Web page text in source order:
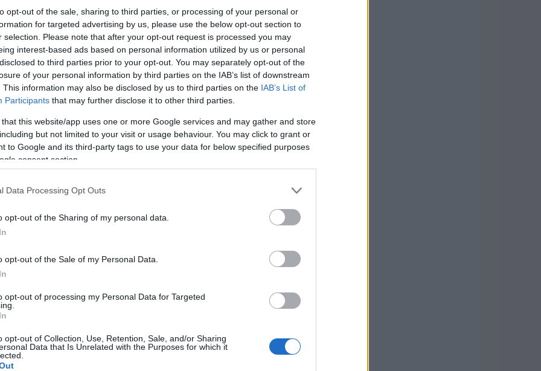
opt-out of the sale, sharing to third parties, or processing of your personal or
for targeted advertising by us, please use the below opt-out section to
selection. Please note that after your opt-out request is processed you may
interest-based ads based on personal information utilized by us or personal
to third parties prior to your opt-out. You may separately opt-out of the
of your personal information by third parties on the IAB’s list of downstream
This information may also be disclosed by us to third parties on the IAB’s List of
Participants that may further disclose it to other third parties.
that this website/app uses one or more Google services and may gather and store
but not limited to your visit or usage behaviour. You may click to grant or
to Google and its third-party tags to use your data for below specified purposes
consent section.
Data Processing Opt Outs
opt-out of the Sharing of my personal data.
opt-out of the Sale of my Personal Data.
opt-out of processing my Personal Data for Targeted
opt-out of Collection, Use, Retention, Sale, and/or Sharing
Data that Is Unrelated with the Purposes for which it
, capace di evocare emozioni e
che meritano attenzione. Questo articolo
musica moderna, che possono trasformare il
La profondità di ogni nota è sorprendente.
messaggi segreti